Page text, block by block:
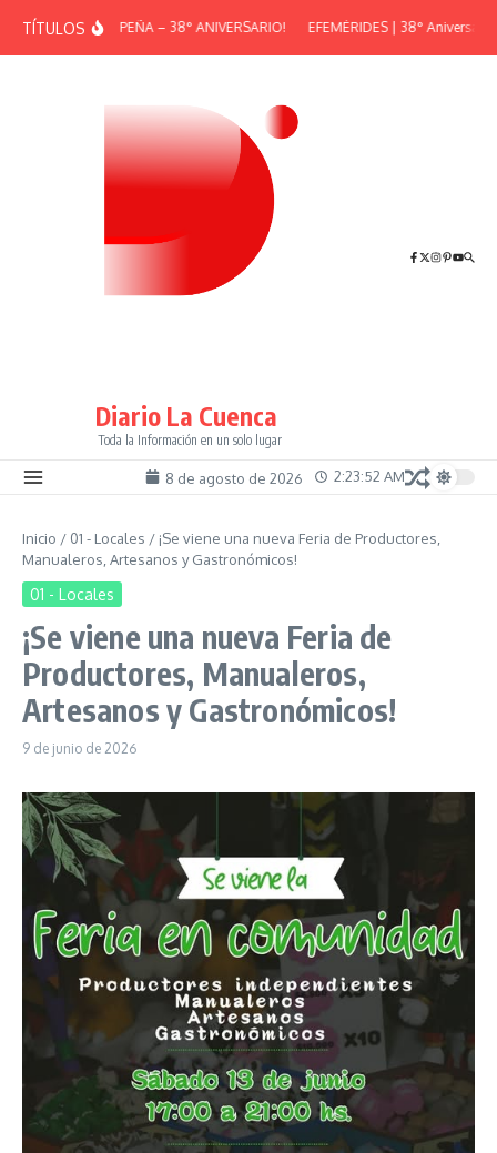
TÍTULOS¡GRAN PEÑA – 38° ANIVERSARIO! EFEMÉRIDES | 38°
Diario La Cuenca
Toda la Información en un solo lugar
8 de agosto de 2026 2:23:52 AM
Inicio / 01 - Locales / ¡Se viene una nueva Feria de Productores,
Manualeros, Artesanos y Gastronómicos!
01 - Locales
¡Se viene una nueva Feria de
Productores, Manualeros,
Artesanos y Gastronómicos!
9 de junio de 2026